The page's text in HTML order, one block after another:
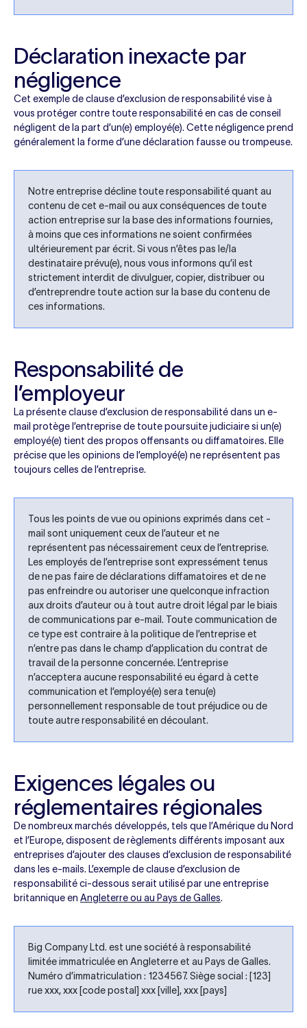
Déclaration inexacte par
négligence
Cet exemple de clause d’exclusion de responsabilité vise à
vous protéger contre toute responsabilité en cas de conseil
négligent de la part d’un(e) employé(e). Cette négligence prend
généralement la forme d’une déclaration fausse ou trompeuse.
Notre entreprise décline toute responsabilité quant au
contenu de cet e-mail ou aux conséquences de toute
action entreprise sur la base des informations fournies,
à moins que ces informations ne soient confirmées
ultérieurement par écrit. Si vous n’êtes pas le/la
destinataire prévu(e), nous vous informons qu’il est
strictement interdit de divulguer, copier, distribuer ou
d’entreprendre toute action sur la base du contenu de
ces informations.
Responsabilité de
l’employeur
La présente clause d’exclusion de responsabilité dans un e-
mail protège l’entreprise de toute poursuite judiciaire si un(e)
employé(e) tient des propos offensants ou diffamatoires. Elle
précise que les opinions de l’employé(e) ne représentent pas
toujours celles de l’entreprise.
Tous les points de vue ou opinions exprimés dans cet -
mail sont uniquement ceux de l’auteur et ne
représentent pas nécessairement ceux de l’entreprise.
Les employés de l’entreprise sont expressément tenus
de ne pas faire de déclarations diffamatoires et de ne
pas enfreindre ou autoriser une quelconque infraction
aux droits d’auteur ou à tout autre droit légal par le biais
de communications par e-mail. Toute communication de
ce type est contraire à la politique de l’entreprise et
n’entre pas dans le champ d’application du contrat de
travail de la personne concernée. L’entreprise
n’acceptera aucune responsabilité eu égard à cette
communication et l’employé(e) sera tenu(e)
personnellement responsable de tout préjudice ou de
toute autre responsabilité en découlant.
Exigences légales ou
réglementaires régionales
De nombreux marchés développés, tels que l’Amérique du Nord
et l’Europe, disposent de règlements différents imposant aux
entreprises d’ajouter des clauses d’exclusion de responsabilité
dans les e-mails. L’exemple de clause d’exclusion de
responsabilité ci-dessous serait utilisé par une entreprise
britannique en Angleterre ou au Pays de Galles.
Big Company Ltd. est une société à responsabilité
limitée immatriculée en Angleterre et au Pays de Galles.
Numéro d’immatriculation : 1234567. Siège social : [123]
rue xxx, xxx [code postal] xxx [ville], xxx [pays]